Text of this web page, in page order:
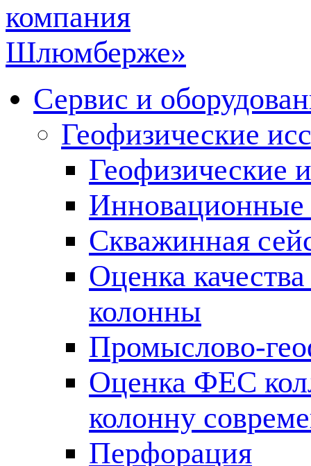
Сервис и
Геофизические
Геофизические
Инновационные
Скважинная
Оценка
колонны
Промыслово-
Оценка ФЕС
колонну
Перфорация